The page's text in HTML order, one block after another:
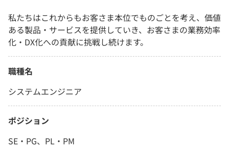
私たちはこれからもお客さま本位でものごとを考え、価値
ある製品・サービスを提供していき、お客さまの業務効率
化・DX化への貢献に挑戦し続けます。
職種名
システムエンジニア
ポジション
SE・PG、PL・PM